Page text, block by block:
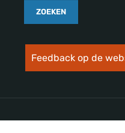
Feedback op de